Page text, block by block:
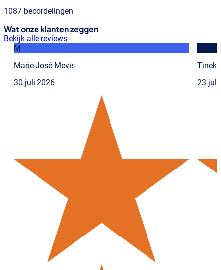
1087 beoordelingen
Wat onze klanten zeggen
Bekijk alle reviews
M
Marie-José Mevis
30 juli 2026
23 juli